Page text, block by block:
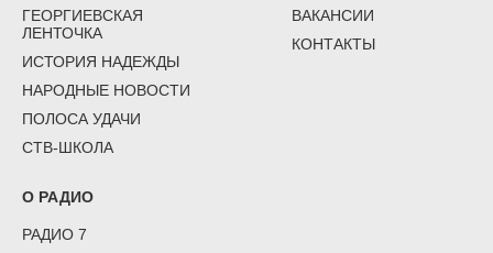
ГЕОРГИЕВСКАЯ
ЛЕНТОЧКА
ИСТОРИЯ НАДЕЖДЫ
НАРОДНЫЕ НОВОСТИ
ПОЛОСА УДАЧИ
СТВ-ШКОЛА
ВАКАНСИИ
КОНТАКТЫ
О РАДИО
РАДИО 7